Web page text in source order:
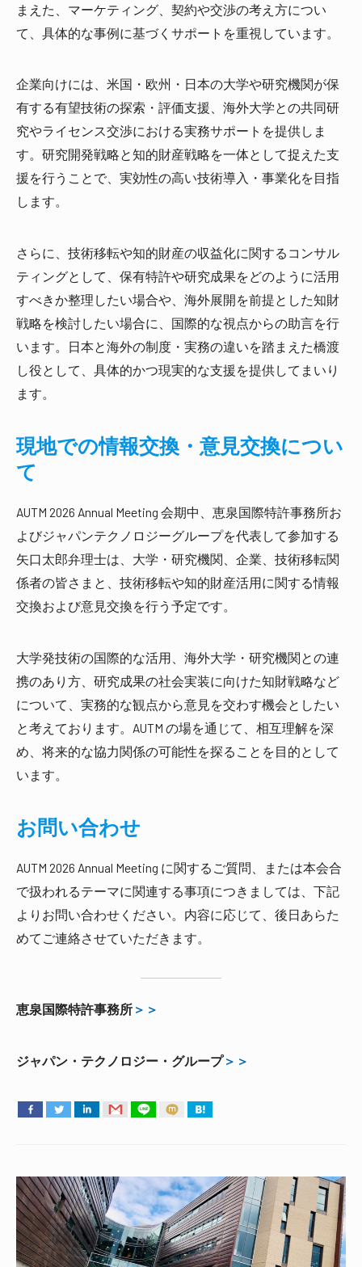
まえた、マーケティング、契約や交渉の考え方につい
て、具体的な事例に基づくサポートを重視しています。
企業向けには、米国・欧州・日本の大学や研究機関が保
有する有望技術の探索・評価支援、海外大学との共同研
究やライセンス交渉における実務サポートを提供しま
す。研究開発戦略と知的財産戦略を一体として捉えた支
援を行うことで、実効性の高い技術導入・事業化を目指
します。
さらに、技術移転や知的財産の収益化に関するコンサル
ティングとして、保有特許や研究成果をどのように活用
すべきか整理したい場合や、海外展開を前提とした知財
戦略を検討したい場合に、国際的な視点からの助言を行
います。日本と海外の制度・実務の違いを踏まえた橋渡
し役として、具体的かつ現実的な支援を提供してまいり
ます。
現地での情報交換・意見交換につい
て
AUTM 2026 Annual Meeting 会期中、恵泉国際特許事務所お
よびジャパンテクノロジーグループを代表して参加する
矢口太郎弁理士は、大学・研究機関、企業、技術移転関
係者の皆さまと、技術移転や知的財産活用に関する情報
交換および意見交換を行う予定です。
大学発技術の国際的な活用、海外大学・研究機関との連
携のあり方、研究成果の社会実装に向けた知財戦略など
について、実務的な観点から意見を交わす機会としたい
と考えております。AUTM の場を通じて、相互理解を深
め、将来的な協力関係の可能性を探ることを目的として
います。
お問い合わせ
AUTM 2026 Annual Meeting に関するご質問、または本会合
で扱われるテーマに関連する事項につきましては、下記
よりお問い合わせください。内容に応じて、後日あらた
めてご連絡させていただきます。
恵泉国際特許事務所 ＞＞
ジャパン・テクノロジー・グループ＞＞